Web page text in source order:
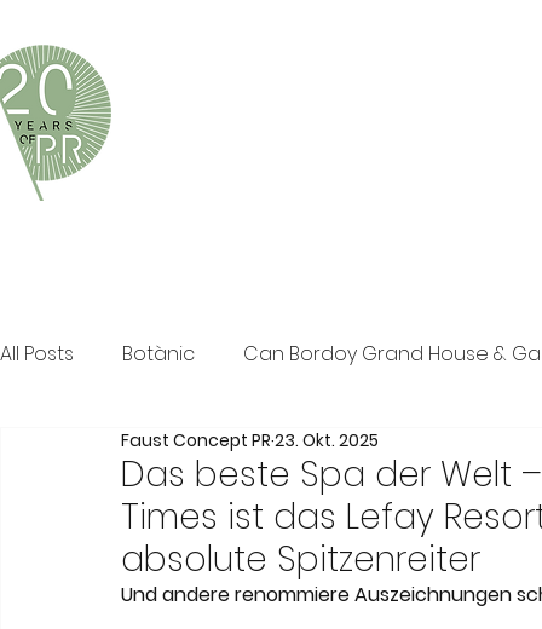
und persönliche Beratung in den Bereichen
Klassische PR im Print Bereich, Events sowie Social
All Posts Botànic Can Bordoy Grand House &
The Ozen Collection Faust Concept PR
Meneghetti Wine Hotel & Winery Karriere
Das beste Spa der Welt
Times ist das Lefay
absolute Spitzenreiter
Faust Concept PR 23. Okt. 2025
Und andere renommiere Auszeichnungen